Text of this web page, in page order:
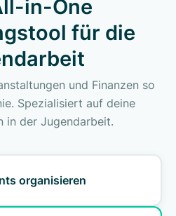
in-One
für die
und Finanzen so
Spezialisiert auf deine
in der Jugendarbeit.
organisieren